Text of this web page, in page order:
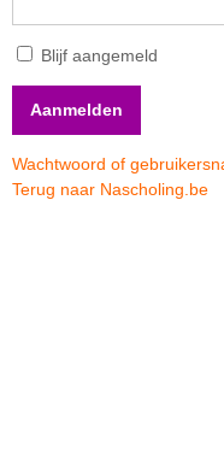
Blijf aangemeld
Wachtwoord of
Terug naar Nascholing.be